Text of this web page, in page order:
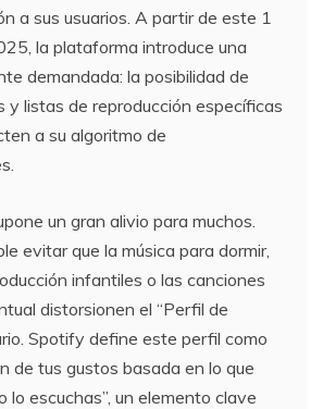
a sus usuarios. A partir de este 1
la plataforma introduce una
demandada: la posibilidad de
y listas de reproducción específicas
a su algoritmo de
un gran alivio para muchos.
evitar que la música para dormir,
infantiles o las canciones
distorsionen el “Perfil de
Spotify define este perfil como
de tus gustos basada en lo que
lo escuchas”, un elemento clave